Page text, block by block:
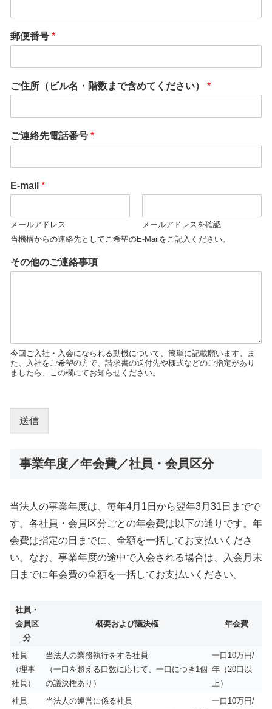
郵便番号 *
ご住所（ビル名・階数まで含めてください） *
ご連絡先電話番号 *
E-mail *
メールアドレス
メールアドレスを確認
当機構からの連絡先としてご希望のE-Mailをご記入ください。
その他のご連絡事項
今回ご入社・入会になられる動機について、簡単に記載願います。ま
た、入社をご希望の方で、請求書の送付先や様式などのご指定があり
ましたら、この欄にてお知らせください。
送信
事業年度／年会費／社員・会員区分
当法人の事業年度は、毎年4月1日から翌年3月31日までで
す。各社員・会員区分ごとの年会費は以下の通りです。年
会費は指定の日までに、全額を一括してお支払いくださ
い。なお、事業年度の途中で入会される場合は、入会月末
日までに年会費の全額を一括してお支払いください。
社員・
会員区
分
概要および議決権 年会費
社員
（理事
社員）
当法人の業務執行をする社員
（一口を超える口数に応じて、一口につき1個
の議決権あり）
一口10万円/
年（20口以
上）
社員
当法人の運営に係る社員
一口10万円/